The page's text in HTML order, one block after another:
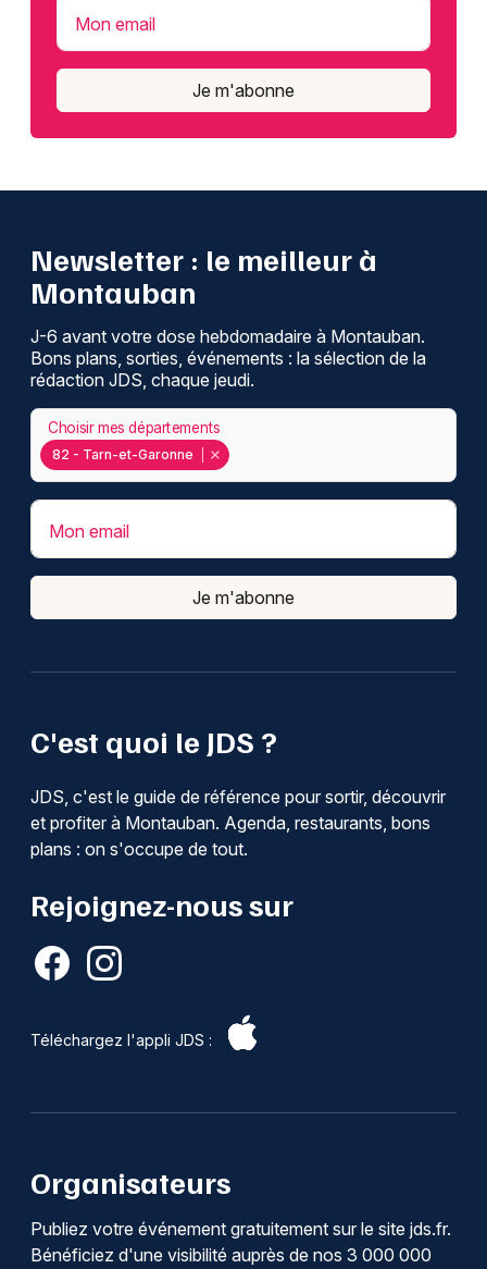
Mon email
Je m'abonne
C'est quoi le JDS ?
JDS, c'est le guide de référence pour sortir, découvrir
et profiter à Montauban. Agenda, restaurants, bons
plans : on s'occupe de tout.
Rejoignez-nous sur
Téléchargez l'appli JDS :
Newsletter : le meilleur à
Montauban
J-6 avant votre dose hebdomadaire à Montauban.
Bons plans, sorties, événements : la sélection de la
rédaction JDS, chaque jeudi.
82 - Tarn-et-Garonne
Choisir mes départements
Mon email
Je m'abonne
Organisateurs
Publiez votre événement gratuitement sur le site jds.fr.
Bénéficiez d'une visibilité auprès de nos 3 000 000